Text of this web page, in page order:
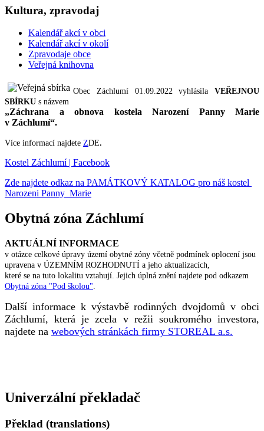
Kultura, zpravodaj
Kalendář akcí v obci
Kalendář akcí v okolí
Zpravodaje obce
Veřejná knihovna
Obec Záchlumí 01.09.2022 vyhlásila VEŘEJNOU
SBÍRKU s názvem
„Záchrana a obnova kostela Narození Panny Marie
v Záchlumí“.
Více informací najdete ZDE.
Kostel Záchlumí | Facebook
Zde najdete odkaz na PAMÁTKOVÝ KATALOG pro náš kostel
Narozeni Panny Marie
Obytná zóna Záchlumí
AKTUÁLNÍ INFORMACE
v otázce celkové úpravy území obytné zóny včetně podmínek oplocení jsou
upravena v ÚZEMNÍM ROZHODNUTÍ a jeho aktualizacích,
které se na tuto lokalitu vztahují. Jejich úplná znění najdete pod odkazem
Obytná zóna "Pod školou".
Další informace k výstavbě rodinných dvojdomů v obci
Záchlumí, která je zcela v režii soukromého investora,
najdete na webových stránkách firmy STOREAL a.s.
Univerzální překladač
Překlad (translations)